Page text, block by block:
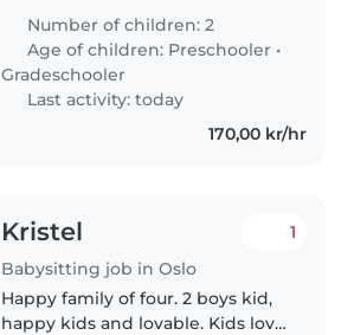
omsorgsfull barnevakt som kan
hjelpe oss av og til, spesielt med
henting fra skole og..
Number of children: 2
Age of children: Preschooler •
Gradeschooler
Last activity: today
170,00 kr/hr
Kristel
Babysitting job in Oslo
1
Happy family of four. 2 boys kid,
happy kids and lovable. Kids love